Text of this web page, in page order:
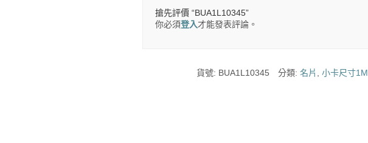
搶先評價 “BUA1L10345”
你必須登入才能發表評論。
貨號: BUA1L10345 分類:名片 ,小卡尺寸1M